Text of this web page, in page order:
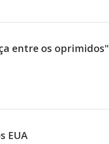
entre os oprimidos"
EUA